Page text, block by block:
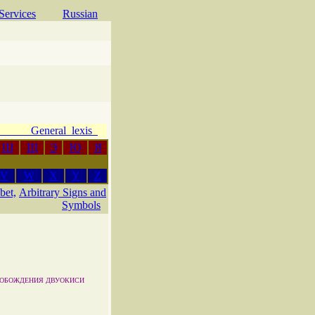
Services
Russian
General lexis
Ш Щ Э Ю
Я
V W X Y Z
Arbitrary Signs and
Symbols
ДВУОКИСИ